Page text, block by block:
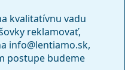
kvalitatívnu vadu
reklamovať,
info@lentiamo.sk,
postupe budeme